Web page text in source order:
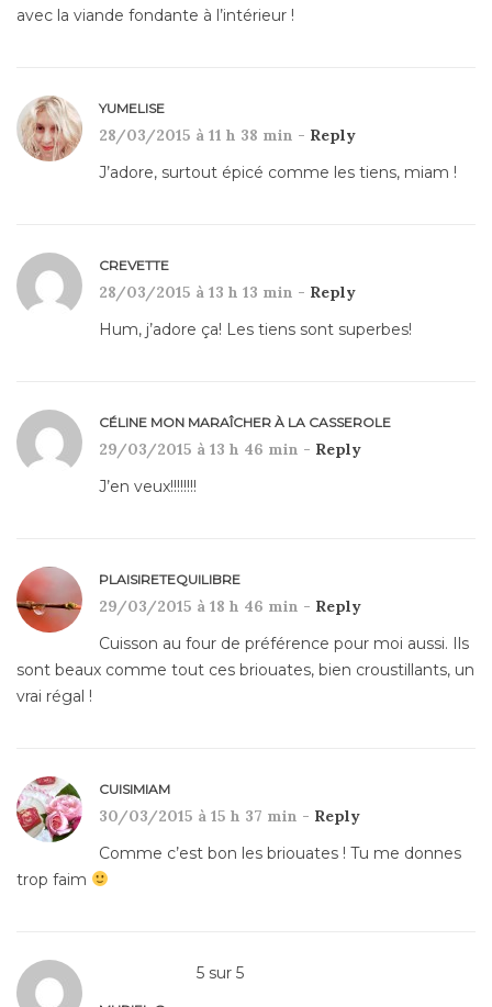
avec la viande fondante à l’intérieur !
YUMELISE
28/03/2015 à 11 h 38 min - Reply
J’adore, surtout épicé comme les tiens, miam !
CREVETTE
28/03/2015 à 13 h 13 min - Reply
Hum, j’adore ça! Les tiens sont superbes!
CÉLINE MON MARAÎCHER À LA CASSEROLE
29/03/2015 à 13 h 46 min - Reply
J’en veux!!!!!!!!
PLAISIRETEQUILIBRE
29/03/2015 à 18 h 46 min - Reply
Cuisson au four de préférence pour moi aussi. Ils
sont beaux comme tout ces briouates, bien croustillants, un
vrai régal !
CUISIMIAM
30/03/2015 à 15 h 37 min - Reply
Comme c’est bon les briouates ! Tu me donnes
trop faim
5 sur 5